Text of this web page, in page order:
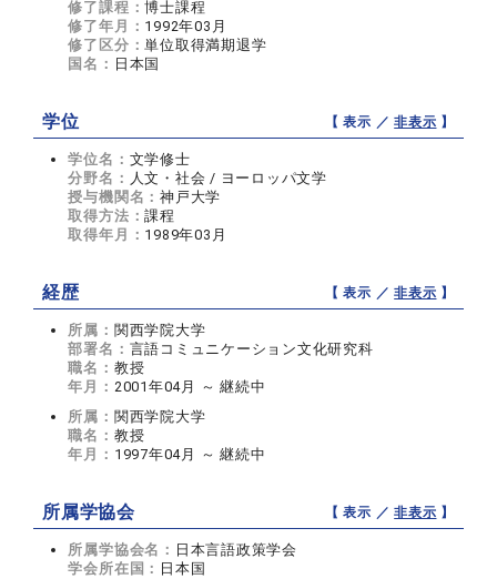
修了課程：博士課程
修了年月： 1992年03月
修了区分：単位取得満期退学
国名： 日本国
学位 【 表示 ／非表示 】
学位名： 文学修士
分野名： 人文・社会 / ヨーロッパ文学
授与機関名：神戸大学
取得方法：課程
取得年月： 1989年03月
経歴 【 表示 ／非表示 】
所属： 関西学院大学
部署名： 言語コミュニケーション文化研究科
職名： 教授
年月： 2001年04月 ～ 継続中
所属： 関西学院大学
職名： 教授
年月： 1997年04月 ～ 継続中
所属学協会 【 表示 ／非表示 】
所属学協会名： 日本言語政策学会
学会所在国： 日本国